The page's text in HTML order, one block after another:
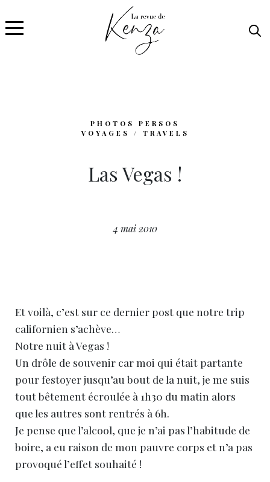
PHOTOS PERSOS
VOYAGES / TRAVELS
Las Vegas !
4 mai 2010
Et voilà, c’est sur ce dernier post que notre trip
californien s’achève…
Notre nuit à Vegas !
Un drôle de souvenir car moi qui était partante
pour festoyer jusqu’au bout de la nuit, je me suis
tout bêtement écroulée à 1h30 du matin alors
que les autres sont rentrés à 6h.
Je pense que l’alcool, que je n’ai pas l’habitude de
boire, a eu raison de mon pauvre corps et n’a pas
provoqué l’effet souhaité !